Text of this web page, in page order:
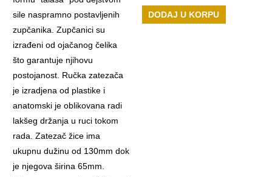
DODAJ U KORPU